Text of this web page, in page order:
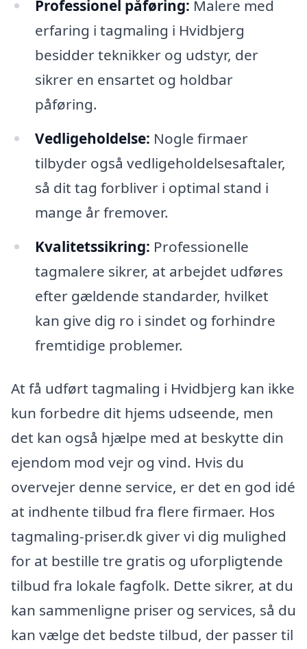
Professionel påføring: Malere med
erfaring i tagmaling i Hvidbjerg
besidder teknikker og udstyr, der
sikrer en ensartet og holdbar
påføring.
Vedligeholdelse: Nogle firmaer
tilbyder også vedligeholdelsesaftaler,
så dit tag forbliver i optimal stand i
mange år fremover.
Kvalitetssikring: Professionelle
tagmalere sikrer, at arbejdet udføres
efter gældende standarder, hvilket
kan give dig ro i sindet og forhindre
fremtidige problemer.
At få udført tagmaling i Hvidbjerg kan ikke
kun forbedre dit hjems udseende, men
det kan også hjælpe med at beskytte din
ejendom mod vejr og vind. Hvis du
overvejer denne service, er det en god idé
at indhente tilbud fra flere firmaer. Hos
tagmaling-priser.dk giver vi dig mulighed
for at bestille tre gratis og uforpligtende
tilbud fra lokale fagfolk. Dette sikrer, at du
kan sammenligne priser og services, så du
kan vælge det bedste tilbud, der passer til